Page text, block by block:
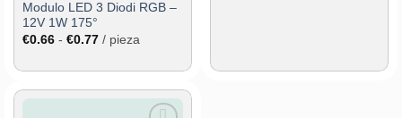
Modulo LED 3 Diodi RGB –
12V 1W 175°
€0.66 - €0.77Rango
de
desde
hasta
/ pieza